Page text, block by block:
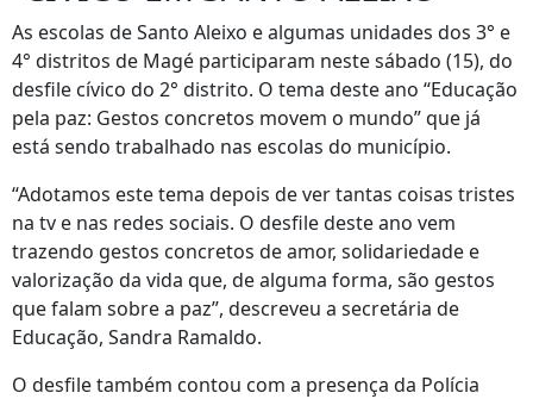
As escolas de Santo Aleixo e algumas unidades dos 3° e
4° distritos de Magé participaram neste sábado (15), do
desfile cívico do 2° distrito. O tema deste ano “Educação
pela paz: Gestos concretos movem o mundo” que já
está sendo trabalhado nas escolas do município.
“Adotamos este tema depois de ver tantas coisas tristes
na tv e nas redes sociais. O desfile deste ano vem
trazendo gestos concretos de amor, solidariedade e
valorização da vida que, de alguma forma, são gestos
que falam sobre a paz”, descreveu a secretária de
Educação, Sandra Ramaldo.
O desfile também contou com a presença da Polícia